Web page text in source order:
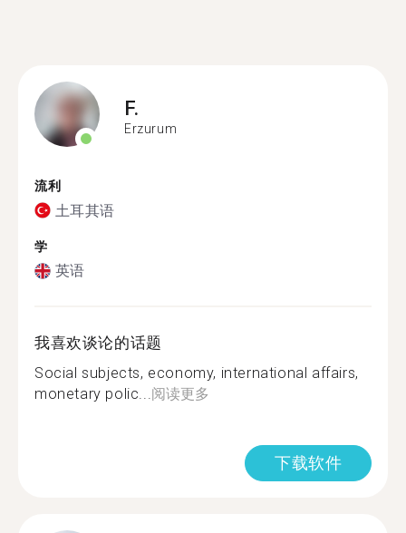
F.
Erzurum
流利
土耳其语
学
英语
我喜欢谈论的话题
Social subjects, economy, international affairs,
monetary polic...阅读更多
下载软件